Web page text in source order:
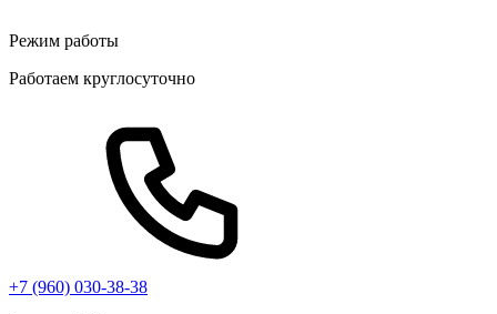
Режим работы
Работаем круглосуточно
+7 (960) 030-38-38